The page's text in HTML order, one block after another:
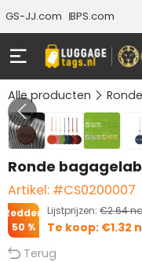
GS-JJ.com BPS.com
Alle producten
Ronde
Artikel: #CS0200007
Lijstprijzen: €2.64
Redden
50 %
Te koop: €1.32
Terug